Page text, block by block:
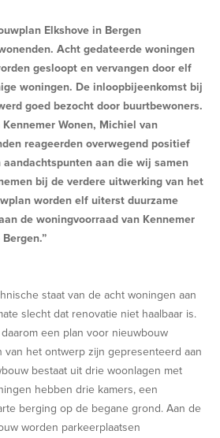
Elkshove in Bergen
Acht gedateerde woningen
gesloopt en vervangen door elf
woningen. De inloopbijeenkomst bij
goed bezocht door buurtbewoners.
Wonen, Michiel van
reageerden overwegend positief
aan die wij samen
bij de verdere uitwerking van het
worden elf uiterst duurzame
de woningvoorraad van Kennemer
staat van de acht woningen aan
slecht dat renovatie niet haalbaar is.
een plan voor nieuwbouw
van het ontwerp zijn gepresenteerd aan
bestaat uit drie woonlagen met
hebben drie kamers, een
berging op de begane grond. Aan de
worden parkeerplaatsen